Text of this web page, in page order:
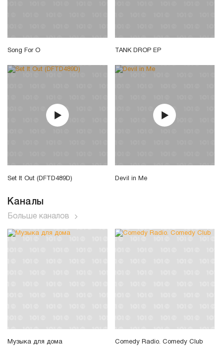
Song For O TANK DROP EP
Set It Out (DFTD489D) Devil in Me
Каналы
Больше каналов
Музыка для дома Comedy Radio. Comedy Club